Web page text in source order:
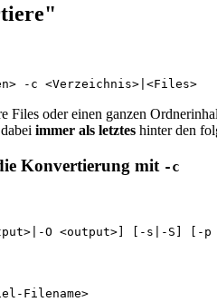
-c <Verzeichnis>|<Files>
Files oder einen ganzen
immer als letztes hinter den
Konvertierung mit -c
O <output>] [-s|-
Filename>